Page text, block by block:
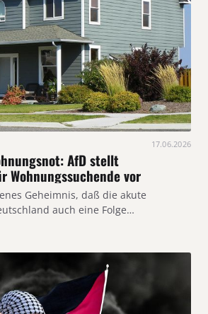
17.06.2026
AfD stellt
Wohnungssuchende vor
Geheimnis, daß die akute
auch eine Folge…